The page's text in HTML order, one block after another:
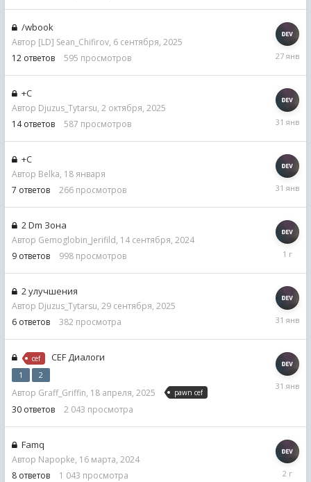
2024
/wbook
Автор [LD] Sean_Chifirov, 6 сентября, 2025
12 ответов 595 просмотров
27
+С
Автор Djuzus_Tytarsu, 2 октября, 2025
14 ответов 587 просмотров
31
+С
Автор Belka, 18 января
7 ответов 266 просмотров
31
2 Dm Зона
Автор Gemoglobin_Jerifild, 14 сентября, 2024
9 ответов 998 просмотров
18
2024
2 улучшения
Автор Djuzus_Tytarsu, 29 сентября, 2025
6 ответов 382 просмотра
31
cef CEF Диалоги
1 2
Автор Graff_Griffin, 18 апреля, 2025 pawn cef
30 ответов 2 043 просмотра
31
Famq
Автор Napopke, 16 марта, 2024
8 ответов 1 043 просмотра
17